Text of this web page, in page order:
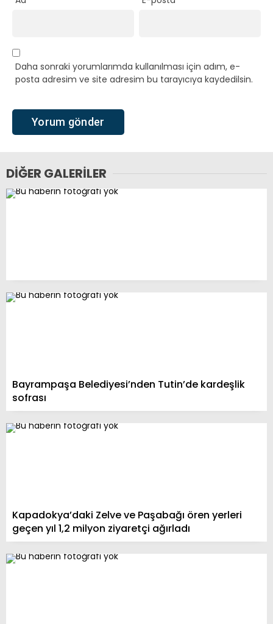
Daha sonraki yorumlarımda kullanılması için adım, e-
posta adresim ve site adresim bu tarayıcıya kaydedilsin.
DIĞER GALERILER
Bayrampaşa Belediyesi’nden Tutin’de kardeşlik
sofrası
Kapadokya’daki Zelve ve Paşabağı ören yerleri
geçen yıl 1,2 milyon ziyaretçi ağırladı